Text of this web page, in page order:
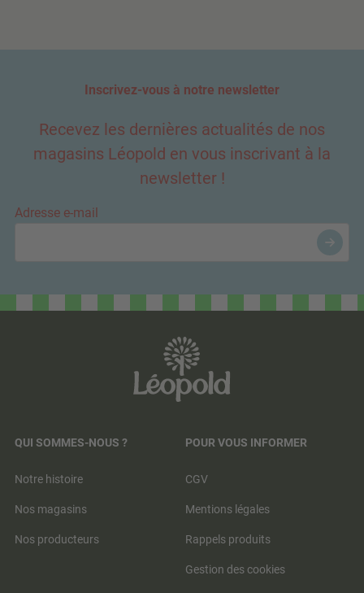
Inscrivez-vous à notre newsletter
Recevez les dernières actualités de nos
magasins Léopold en vous inscrivant à la
newsletter !
Adresse e-mail
QUI SOMMES-NOUS ?
Notre histoire
Nos magasins
Nos producteurs
POUR VOUS INFORMER
CGV
Mentions légales
Rappels produits
Gestion des cookies